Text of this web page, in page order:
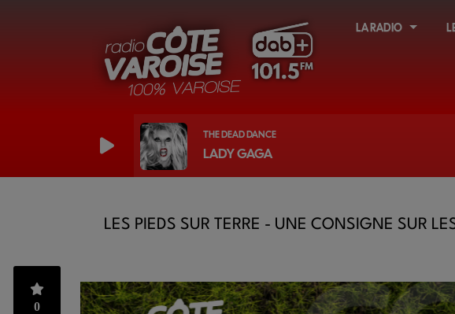
LA RADIO
THE DEAD DANCE
LADY GAGA
LES PIEDS SUR TERRE - UNE CONSIGNE SUR
0